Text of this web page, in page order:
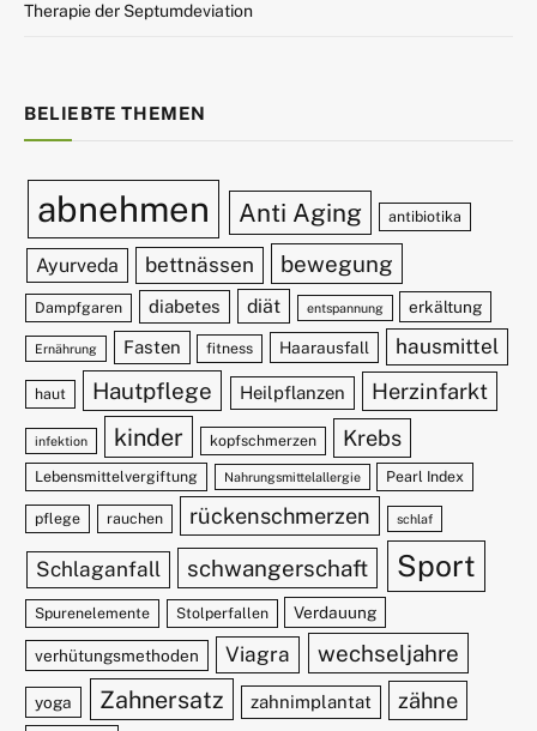
Therapie der Septumdeviation
BELIEBTE THEMEN
abnehmen Anti Aging antibiotika
Ayurveda bettnässen bewegung
Dampfgaren diabetes diät entspannung erkältung
Ernährung Fasten fitness Haarausfall hausmittel
haut Hautpflege Heilpflanzen Herzinfarkt
infektion kinder kopfschmerzen Krebs
Lebensmittelvergiftung Nahrungsmittelallergie Pearl Index
pflege rauchen rückenschmerzen schlaf
Schlaganfall schwangerschaft Sport
Spurenelemente Stolperfallen Verdauung
verhütungsmethoden Viagra wechseljahre
yoga Zahnersatz zahnimplantat zähne